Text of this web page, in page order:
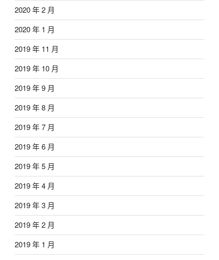
2020 年 2 月
2020 年 1 月
2019 年 11 月
2019 年 10 月
2019 年 9 月
2019 年 8 月
2019 年 7 月
2019 年 6 月
2019 年 5 月
2019 年 4 月
2019 年 3 月
2019 年 2 月
2019 年 1 月